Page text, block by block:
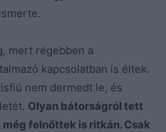
mert régebben a
kapcsolatban is éltek.
nem dermedt le, és
Olyan bátorságról tett
felnőttek is ritkán. Csak